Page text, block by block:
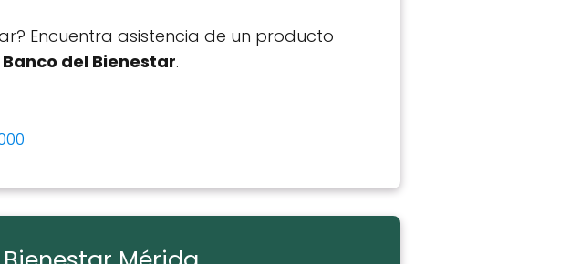
Encuentra asistencia de un producto
del Bienestar.